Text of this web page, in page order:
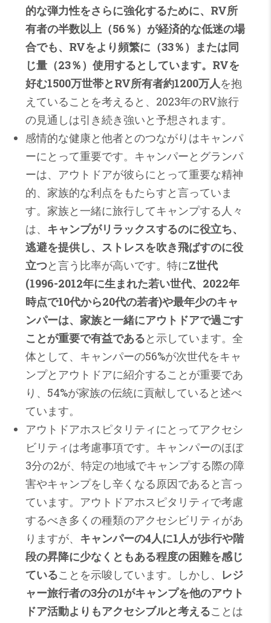
的な弾力性をさらに強化するために、RV所
有者の半数以上（56％）が経済的な低迷の場
合でも、RVをより頻繁に（33％）または同
じ量（23％）使用するとしています。RVを
好む1500万世帯とRV所有者約1200万人 を抱
えていることを考えると、2023年のRV旅行
の見通しは引き続き強いと予想されます。
感情的な健康と他者とのつながりはキャンパ
ーにとって重要です。キャンパーとグランパ
ーは、アウトドアが彼らにとって重要な精神
的、家族的な利点をもたらすと言っていま
す。家族と一緒に旅行してキャンプする人々
は、 キャンプがリラックスするのに役立ち、
逃避を提供し、ストレスを吹き飛ばすのに役
立つと言う比率が高いです。特にZ世代
(1996-2012年に生まれた若い世代、2022年
時点で10代から20代の若者)や最年少のキャ
ンパーは、家族と一緒にアウトドアで過ごす
ことが重要で有益であると示しています。全
体として、キャンパーの56%が次世代をキャ
ンプとアウトドアに紹介することが重要であ
り、54%が家族の伝統に貢献していると述べ
ています。
アウトドアホスピタリティにとってアクセシ
ビリティは考慮事項です。キャンパーのほぼ
3分の2が、特定の地域でキャンプする際の障
害やキャンプをし辛くなる原因であると言っ
ています。アウトドアホスピタリティで考慮
するべき多くの種類のアクセシビリティがあ
りますが、 キャンパーの4人に1人が歩行や階
段の昇降に少なくともある程度の困難を感じ
ていることを示唆しています。しかし、 レジ
ャー旅行者の3分の1がキャンプを他のアウト
ドア活動よりもアクセシブルと考えることは